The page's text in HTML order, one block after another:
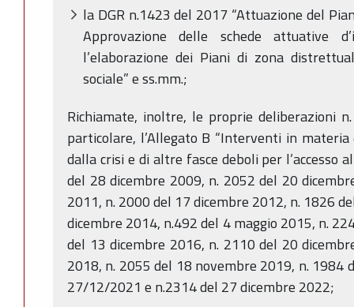
la DGR n.1423 del 2017 “Attuazione del
Approvazione delle schede attuative
l’elaborazione dei Piani di zona
sociale” e ss.mm.;
Richiamate, inoltre, le proprie deliberazioni
particolare, l’Allegato B “Interventi in
dalla crisi e di altre fasce deboli per l’accesso
del 28 dicembre 2009, n. 2052 del 20
2011, n. 2000 del 17 dicembre 2012, n. 1826
dicembre 2014, n.492 del 4 maggio 2015, n.
del 13 dicembre 2016, n. 2110 del 20
2018, n. 2055 del 18 novembre 2019, n. 1984
27/12/2021 e n.2314 del 27 dicembre 2022;